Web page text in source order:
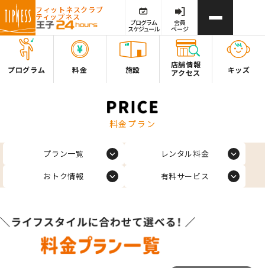
フィットネスクラブ
ティップネス
プログラム
スケジュール
会員
ページ
プログラム 料金 施設
店舗情報
アクセス
キッズ
料金プラン
プラン一覧
レンタル料金
おトク情報
有料サービス